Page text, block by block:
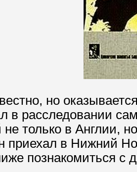
но
в расследовании
не только в Англии,
приехал в Нижний
познакомиться с